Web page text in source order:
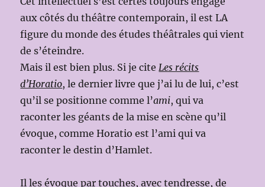
aux côtés du théâtre contemporain, il est LA
figure du monde des études théâtrales qui vient
de s’éteindre.
Mais il est bien plus. Si je cite Les récits
d’Horatio, le dernier livre que j’ai lu de lui, c’est
qu’il se positionne comme l’ami, qui va
raconter les géants de la mise en scène qu’il
évoque, comme Horatio est l’ami qui va
raconter le destin d’Hamlet.
Il les évoque par touches, avec tendresse, de